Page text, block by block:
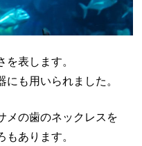
表します。
も用いられました。
メの歯のネックレスを
あります。